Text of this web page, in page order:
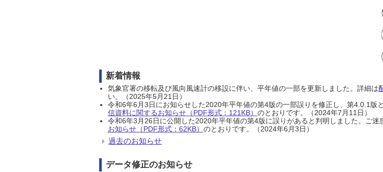
新着情報
気象官署の移転及び風向風速計の移設に伴い、平年値の一部を更新しました。詳細は
い。（2025年5月21日）
令和6年6月3日にお知らせした2020年平年値の第4版の一部誤りを修正し、第4.0.1版
信資料に関するお知らせ（PDF形式：121KB） のとおりです。（2024年7月11日）
令和6年3月26日に公開した2020年平年値の第4版に誤りがあると判明しました。ご
お知らせ（PDF形式：62KB） のとおりです。（2024年6月3日）
過去のお知らせ
データ修正のお知らせ